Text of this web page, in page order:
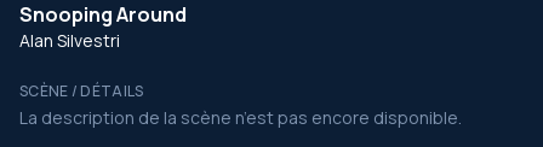
Snooping Around
Alan Silvestri
SCÈNE / DÉTAILS
La description de la scène n’est pas encore disponible.